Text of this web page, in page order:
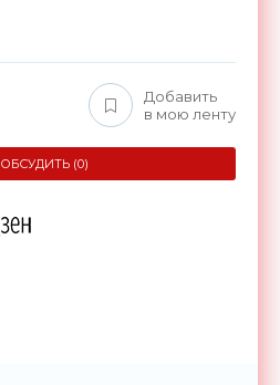
Добавить
в мою ленту
ОБСУДИТЬ (0)